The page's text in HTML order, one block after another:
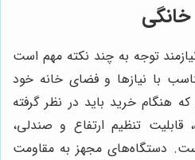
توجه به چند نکته مهم است
با نیازها و فضای خانه خود
هنگام خرید باید در نظر گرفته
تنظیم ارتفاع و صندلی،
دستگاه‌های مجهز به مقاومت